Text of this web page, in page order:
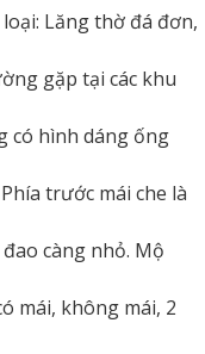
Lăng thờ đá đơn,
gặp tại các khu
có hình dáng ống
trước mái che là
càng nhỏ. Mộ
mái, không mái, 2